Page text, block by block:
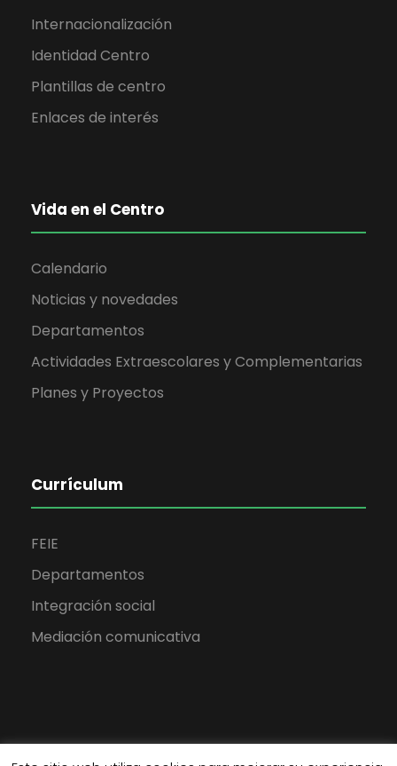
Internacionalización
Identidad Centro
Plantillas de centro
Enlaces de interés
Vida en el Centro
Calendario
Noticias y novedades
Departamentos
Actividades Extraescolares y Complementarias
Planes y Proyectos
Currículum
FEIE
Departamentos
Integración social
Mediación comunicativa